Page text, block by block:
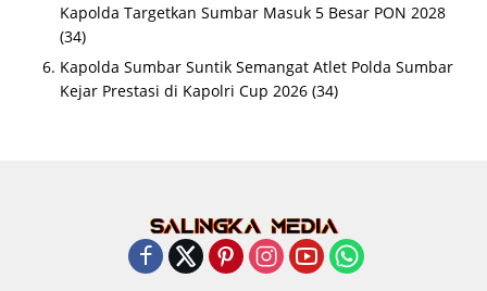
Kapolda Targetkan Sumbar Masuk 5 Besar PON 2028
(34)
Kapolda Sumbar Suntik Semangat Atlet Polda Sumbar
Kejar Prestasi di Kapolri Cup 2026 (34)